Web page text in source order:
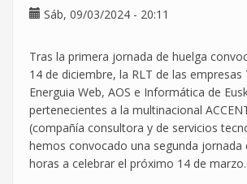
DXC
el
poder
adquisitivo
Sáb, 09/03/2024 - 20:11
Tras la primera jornada de huelga
14 de diciembre, la RLT de las empresas
Energuia Web, AOS e Informática de
pertenecientes a la multinacional
(compañía consultora y de servicios
hemos convocado una segunda jornada
horas a celebrar el próximo 14 de marzo.